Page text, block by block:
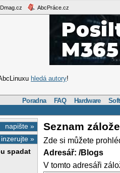
AbcPráce.cz
hledá autory!
Poradna FAQ Hardware
napište »
inzerujte »
spadat
Seznam
Zde si můžete
Adresář: /Blogs
V tomto adresáři